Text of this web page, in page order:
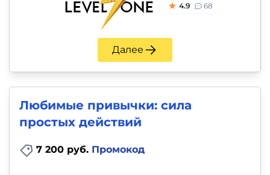
4.9 68
Далее
Любимые привычки: сила
простых действий
7 200 руб. Промокод